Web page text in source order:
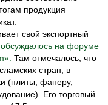
продукция
свой экспортный
на форуме
Там отмечалось, что
стран, в
(плиты, фанеру,
Его торговый